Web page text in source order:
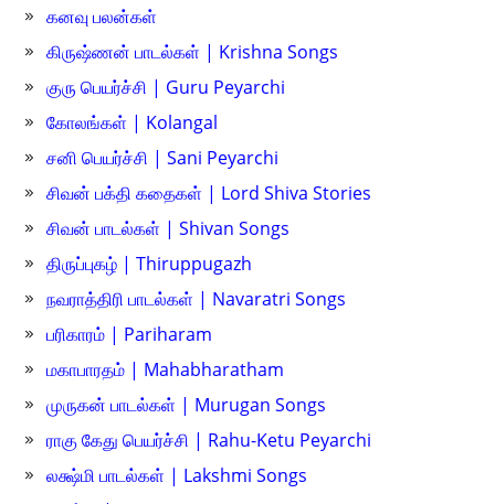
கனவு பலன்கள்
கிருஷ்ணன் பாடல்கள் | Krishna Songs
குரு பெயர்ச்சி | Guru Peyarchi
கோலங்கள் | Kolangal
சனி பெயர்ச்சி | Sani Peyarchi
சிவன் பக்தி கதைகள் | Lord Shiva Stories
சிவன் பாடல்கள் | Shivan Songs
திருப்புகழ் | Thiruppugazh
நவராத்திரி பாடல்கள் | Navaratri Songs
பரிகாரம் | Pariharam
மகாபாரதம் | Mahabharatham
முருகன் பாடல்கள் | Murugan Songs
ராகு கேது பெயர்ச்சி | Rahu-Ketu Peyarchi
லக்ஷ்மி பாடல்கள் | Lakshmi Songs